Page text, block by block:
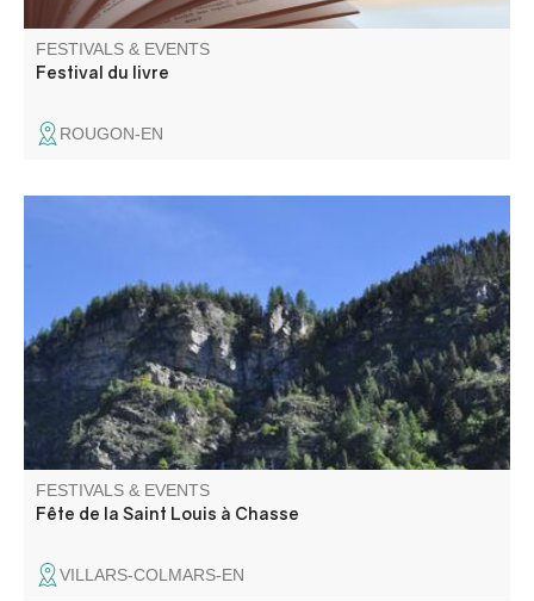
FESTIVALS & EVENTS
Festival du livre
ROUGON-EN
Fête au cœur du petit hameau de Chasse au milieu des
FESTIVALS & EVENTS
Fête de la Saint Louis à Chasse
VILLARS-COLMARS-EN